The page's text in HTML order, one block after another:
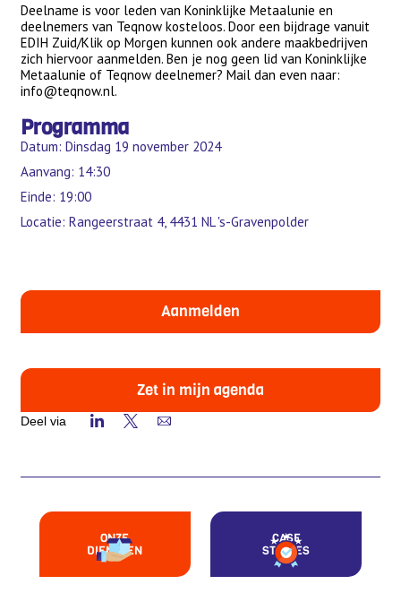
Deelname is voor leden van Koninklijke Metaalunie en
deelnemers van Teqnow kosteloos. Door een bijdrage vanuit
EDIH Zuid/Klik op Morgen kunnen ook andere maakbedrijven
zich hiervoor aanmelden. Ben je nog geen lid van Koninklijke
Metaalunie of Teqnow deelnemer? Mail dan even naar:
info@teqnow.nl.
Programma
Datum: Dinsdag 19 november 2024
Aanvang: 14:30
Einde: 19:00
Locatie: Rangeerstraat 4, 4431 NL 's-Gravenpolder
Aanmelden
Zet in mijn agenda
Deel via
ONZE
DIENSTEN
CASE
STUDIES